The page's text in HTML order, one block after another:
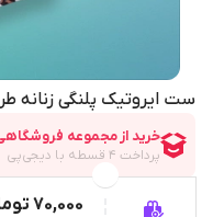
ست ایروتیک پلنگی زنانه طرح
70,000 تومان